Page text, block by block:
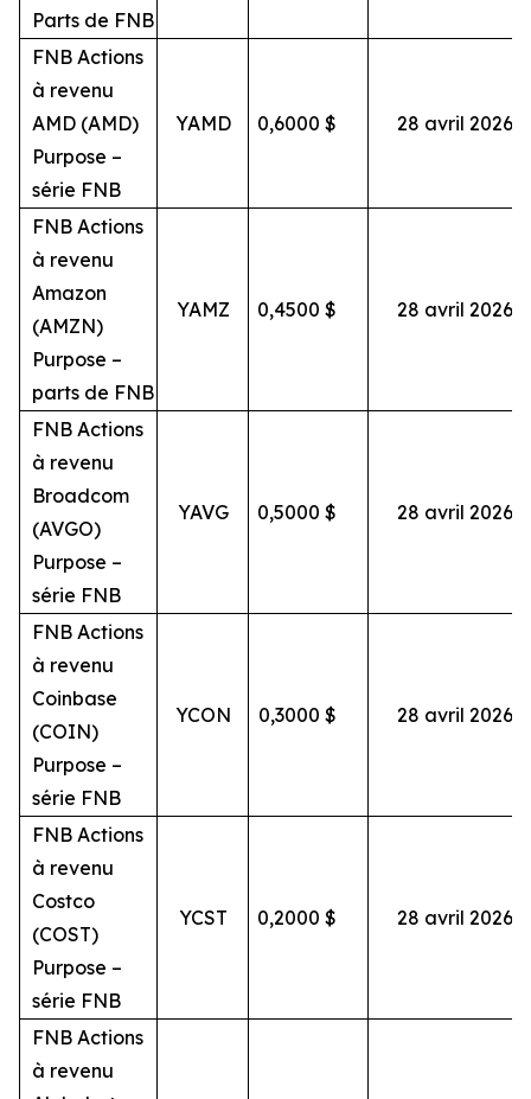
Parts de FNB
FNB Actions
à revenu
AMD (AMD)
Purpose –
série FNB
YAMD 0,6000 $ 28 avril 2026
FNB Actions
à revenu
Amazon
(AMZN)
Purpose –
parts de FNB
YAMZ 0,4500 $ 28 avril 2026
FNB Actions
à revenu
Broadcom
(AVGO)
Purpose –
série FNB
YAVG 0,5000 $ 28 avril 2026
FNB Actions
à revenu
Coinbase
(COIN)
Purpose –
série FNB
YCON 0,3000 $ 28 avril 2026
FNB Actions
à revenu
Costco
(COST)
Purpose –
série FNB
YCST 0,2000 $ 28 avril 2026
FNB Actions
à revenu